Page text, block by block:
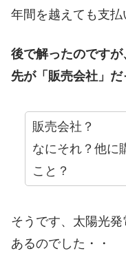
年間を越えても支払
後で解ったのです
先が「販売会社」だ
販売会社？
なにそれ？他に
こと？
そうです、太陽光発
あるのでした・・